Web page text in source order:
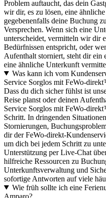
Problem auftaucht, das dein
wir dir, es zu lösen, eine
gegebenenfalls deine Buchung
Versprechen. Wenn sich eine
unterscheidet, vermitteln wir dir
Bedürfnissen entspricht, oder
Aufenthalt storniert, steht dir ein
eine ähnliche Unterkunft
Was kann ich vom
Service Sorglos mit FeWo-
Dass du dich sicher fühlst ist
Reise planst oder deinen
Service Sorglos mit FeWo-
Schritt. In dringenden
Stornierungen,
dir der FeWo-direkt-
um dich bei jedem Schritt zu
Unterstützung per Live-Chat
hilfreiche Ressourcen zu
Unterkunftsverwaltung und
sofortige Antworten auf viele
Wie früh sollte ich eine
Amparo?